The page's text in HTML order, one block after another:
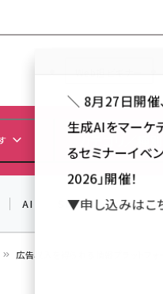
担当者Forum
AI SNS アクセス解
広告収入を得られる情報プラットフ
＼ 8月27日開催
生成AIをマーケ
るセミナーイベ
2026」開催！
▼申し込みはこ